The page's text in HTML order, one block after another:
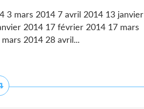
3 mars 2014 7 avril 2014 13 janvier
2014 17 février 2014 17 mars
2014 28 avril...